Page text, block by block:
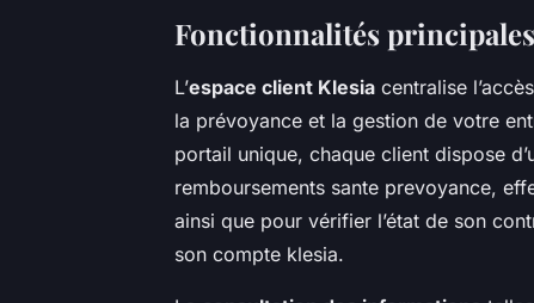
Fonctionnalités principales
L’espace client Klesia centralise
la prévoyance et la gestion de votre
portail unique, chaque client dispose
remboursements sante prevoyance,
ainsi que pour vérifier l’état de son
son compte klesia.